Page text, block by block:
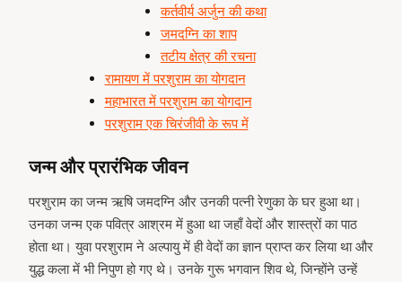
कर्तवीर्य अर्जुन की कथा
जमदग्नि का शाप
तटीय क्षेत्र की रचना
रामायण में परशुराम का योगदान
महाभारत में परशुराम का योगदान
परशुराम एक चिरंजीवी के रूप में
जन्म और प्रारंभिक जीवन
परशुराम का जन्म ऋषि जमदग्नि और उनकी पत्नी रेणुका के घर हुआ था।
उनका जन्म एक पवित्र आश्रम में हुआ था जहाँ वेदों और शास्त्रों का पाठ
होता था। युवा परशुराम ने अल्पायु में ही वेदों का ज्ञान प्राप्त कर लिया था और
युद्ध कला में भी निपुण हो गए थे। उनके गुरू भगवान शिव थे, जिन्होंने उन्हें